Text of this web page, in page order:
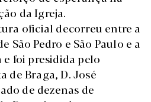
da Igreja.
oficial decorreu entre a
São Pedro e São Paulo e a
e foi presidida pelo
de Braga, D. José
de dezenas de